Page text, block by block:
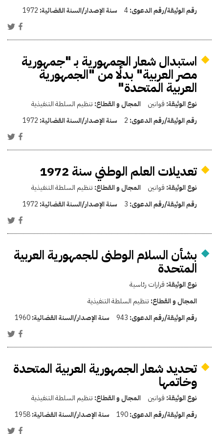
رقم الوثيقة/رقم الدعوى:4 سنة الإصدار/السنة القضائية: 1972
استبدال شعار الجمهورية بـ "جمهورية
مصر العربية" بدلًا من "الجمهورية
العربية المتحدة"
نوع الوثيقة: قوانين المجال و القطاع: تنظيم السلطة التنفيذية
رقم الوثيقة/رقم الدعوى: 2 سنة الإصدار/السنة القضائية: 1972
تعديلات العلم الوطني سنة 1972
نوع الوثيقة: قوانين المجال و القطاع: تنظيم السلطة التنفيذية
رقم الوثيقة/رقم الدعوى: 3 سنة الإصدار/السنة القضائية: 1972
بشأن السلام الوطنى للجمهورية العربية
المتحدة
نوع الوثيقة: قرارات رئاسية
المجال و القطاع: تنظيم السلطة التنفيذية
رقم الوثيقة/رقم الدعوى: 943 سنة الإصدار/السنة القضائية:1960
تحديد شعار الجمهورية العربية المتحدة
وخاتمها
نوع الوثيقة: قوانين المجال و القطاع: تنظيم السلطة التنفيذية
رقم الوثيقة/رقم الدعوى:190 سنة الإصدار/السنة القضائية:1958